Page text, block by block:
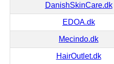
DanishSkinCare.dk
EDOA.dk
Mecindo.dk
HairOutlet.dk